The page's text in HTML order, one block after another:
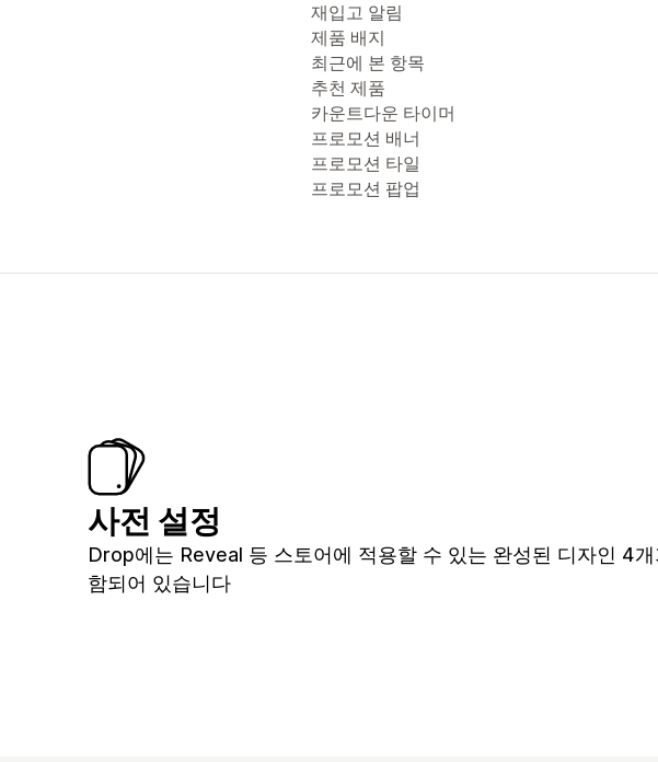
재입고 알림
제품 배지
최근에 본 항목
추천 제품
카운트다운 타이머
프로모션 배너
프로모션 타일
프로모션 팝업
사전 설정
Drop에는 Reveal 등 스토어에 적용할 수 있는 완성된 디자인 4개
함되어 있습니다